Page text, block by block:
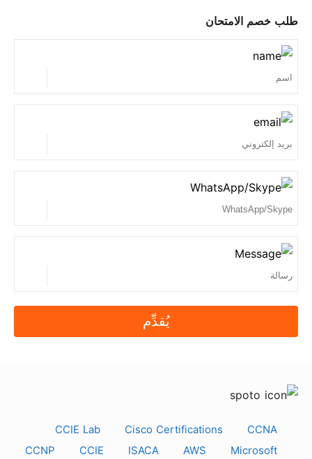
طلب خصم الامتحان
يُقدِّم
CCIE Lab Cisco Certifications
CCNA
CCNP
CCIE ISACA AWS Microsoft